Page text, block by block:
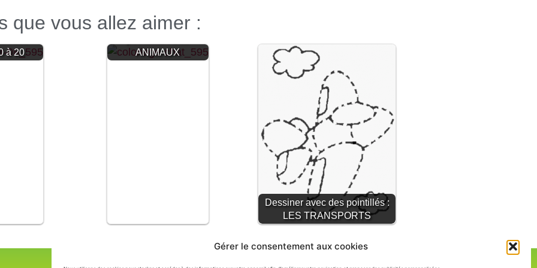
Gérer le consentement aux cookies
que vous allez aimer :
à 20
Dessiner avec des
ANIMAUX
Dessiner avec des pointillés :
LES TRANSPORTS